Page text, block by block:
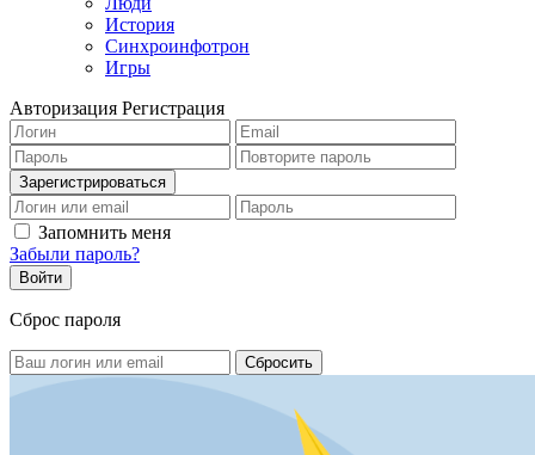
История
Синхроинфотрон
Игры
Авторизация Регистрация
Запомнить меня
Забыли пароль?
Сброс пароля